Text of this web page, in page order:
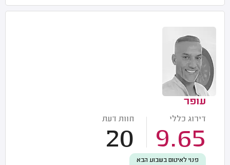
עופר
דירוג כללי
9.65
חוות דעת
20
פנוי לאיטום בשבוע הבא